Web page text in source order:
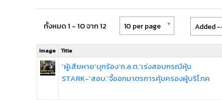
ทั้งหมด 1 - 10 จาก 12 10 per page Added
Image Title
‘ผู้เสียหาย’บุกร้อง‘ก.ล.ต.’เร่งสอบกรณีหุ้น
STARK-‘สอบ.’จี้ออกมาตรการคุ้มครองผู้บริโภค